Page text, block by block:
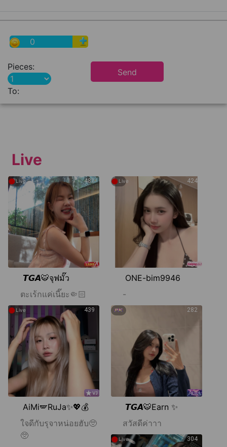
0
Pieces:
To:
Send
Live
481
●Live
𝙏𝙂𝘼🐯จุฟมั๊ว
ตะเร้กแค่เนี๊ยะ🤏🏻
424
● Live
ONE-bim9946
-
439
●Live
AiMi🪽RuJa✨💖💰
ใจดีกับรุจาหน่อยฮับ🥺
🥺
282
𝙏𝙂𝘼🐯Earn ✨
สวัสดีค่าาา
304
●Live